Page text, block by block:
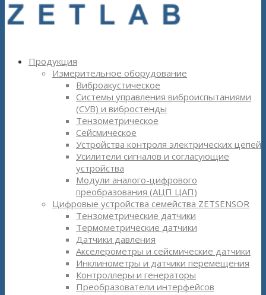
Продукция
Измерительное оборудование
Виброакустическое
Системы управления виброиспытаниями
(СУВ) и вибростенды
Тензометрическое
Сейсмическое
Устройства контроля электрических цепей
Усилители сигналов и согласующие
устройства
Модули аналого-цифрового
преобразования (АЦП ЦАП)
Цифровые устройства семейства ZETSENSOR
Тензометрические датчики
Термометрические датчики
Датчики давления
Акселерометры и сейсмические датчики
Инклинометры и датчики перемещения
Контроллеры и генераторы
Преобразователи интерфейсов